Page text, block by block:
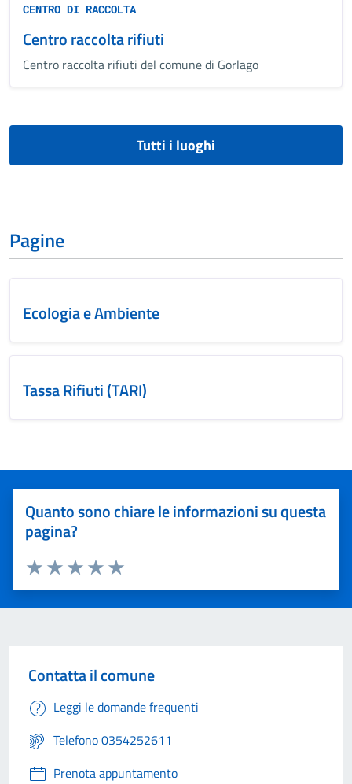
CENTRO DI RACCOLTA
Centro raccolta rifiuti
Centro raccolta rifiuti del comune di Gorlago
Tutti i luoghi
Pagine
Ecologia e Ambiente
Tassa Rifiuti (TARI)
Quanto sono chiare le informazioni su questa
pagina?
Valuta 5 stelle su 5
Valuta 4 stelle su 5
Valuta 3 stelle su 5
Valuta 2 stelle su 5
Valuta 1 stelle su 5
Contatta il comune
Leggi le domande frequenti
Telefono 0354252611
Prenota appuntamento